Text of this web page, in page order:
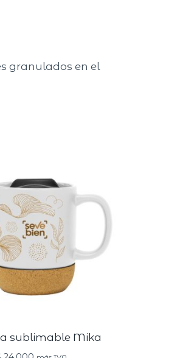
granulados en el
sublimable Mika